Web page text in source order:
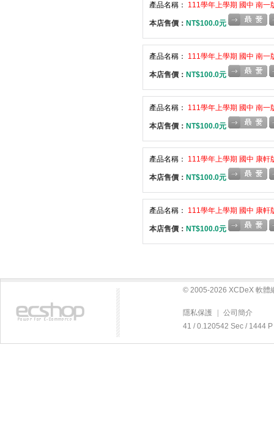
產品名稱： 111學年上學期 國中 南
本店售價： NT$100.0元
產品名稱： 111學年上學期 國中 南
本店售價： NT$100.0元
產品名稱： 111學年上學期 國中 南
本店售價： NT$100.0元
產品名稱： 111學年上學期 國中 康
本店售價： NT$100.0元
產品名稱： 111學年上學期 國中 康
本店售價： NT$100.0元
© 2005-2026 XCDeX 軟體
隱私保護
公司簡介
41 / 0.120542 Sec / 1444